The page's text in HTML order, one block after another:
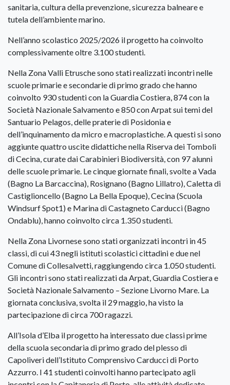
sanitaria, cultura della prevenzione, sicurezza balneare e
tutela dell’ambiente marino.
Nell’anno scolastico 2025/2026 il progetto ha coinvolto
complessivamente oltre 3.100 studenti.
Nella Zona Valli Etrusche sono stati realizzati incontri nelle
scuole primarie e secondarie di primo grado che hanno
coinvolto 930 studenti con la Guardia Costiera, 874 con la
Società Nazionale Salvamento e 850 con Arpat sui temi del
Santuario Pelagos, delle praterie di Posidonia e
dell’inquinamento da micro e macroplastiche. A questi si sono
aggiunte quattro uscite didattiche nella Riserva dei Tomboli
di Cecina, curate dai Carabinieri Biodiversità, con 97 alunni
delle scuole primarie. Le cinque giornate finali, svolte a Vada
(Bagno La Barcaccina), Rosignano (Bagno Lillatro), Caletta di
Castiglioncello (Bagno La Bella Epoque), Cecina (Scuola
Windsurf Spot1) e Marina di Castagneto Carducci (Bagno
Ondablu), hanno coinvolto circa 1.350 studenti.
Nella Zona Livornese sono stati organizzati incontri in 45
classi, di cui 43 negli istituti scolastici cittadini e due nel
Comune di Collesalvetti, raggiungendo circa 1.050 studenti.
Gli incontri sono stati realizzati da Arpat, Guardia Costiera e
Società Nazionale Salvamento – Sezione Livorno Mare. La
giornata conclusiva, svolta il 29 maggio, ha visto la
partecipazione di circa 700 ragazzi.
All’Isola d’Elba il progetto ha interessato due classi prime
della scuola secondaria di primo grado del plesso di
Capoliveri dell’Istituto Comprensivo Carducci di Porto
Azzurro. I 41 studenti coinvolti hanno partecipato agli